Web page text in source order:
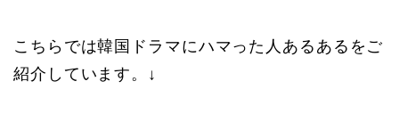
こちらでは韓国ドラマにハマった人あるあるをご
紹介しています。↓